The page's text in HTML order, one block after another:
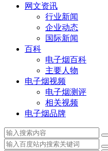
网文资讯
行业新闻
企业动态
国际新闻
百科
电子烟百科
主要人物
电子烟视频
电子烟测评
相关视频
电子烟品牌